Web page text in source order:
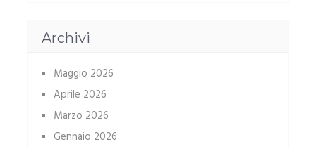
Archivi
Maggio 2026
Aprile 2026
Marzo 2026
Gennaio 2026